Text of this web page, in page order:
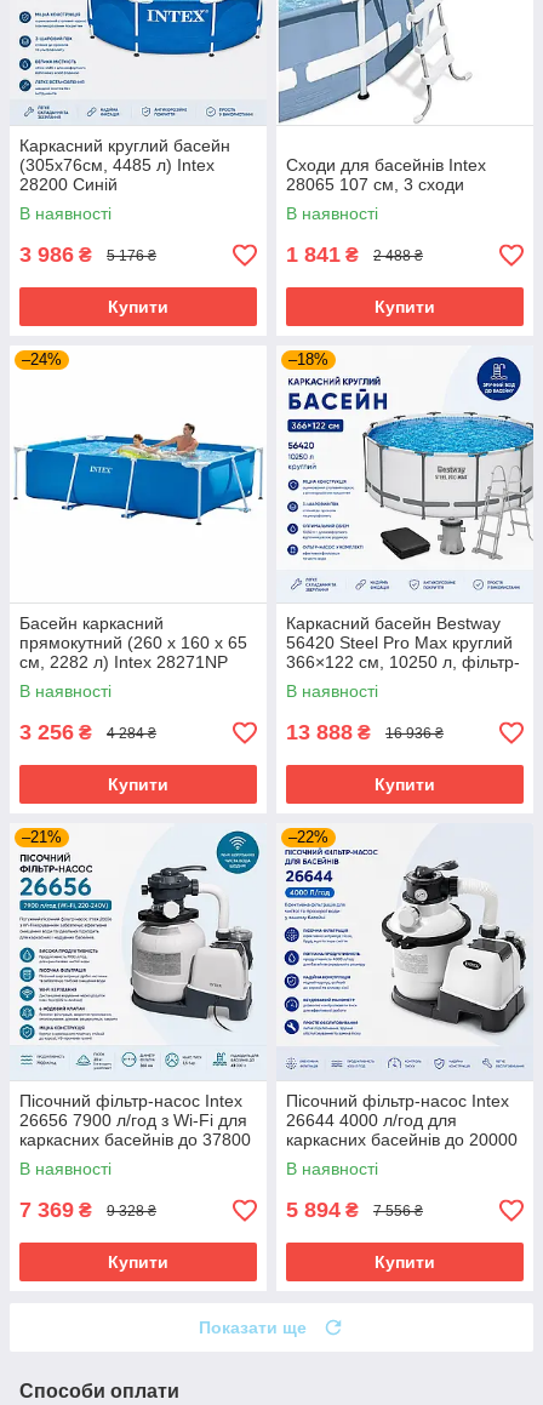
Каркасний круглий басейн
(305х76см, 4485 л) Intex
28200 Синій
В наявності
3 986 ₴ 5 176 ₴
Купити
Сходи для басейнів Intex
28065 107 см, 3 сходи
В наявності
1 841 ₴ 2 488 ₴
Купити
–24%
Басейн каркасний
прямокутний (260 x 160 x 65
см, 2282 л) Intex 28271NP
Синій
В наявності
3 256 ₴ 4 284 ₴
Купити
–18%
Каркасний басейн Bestway
56420 Steel Pro Max круглий
366×122 см, 10250 л, фільтр-
насос, сходи, тент, сірий
В наявності
13 888 ₴ 16 936 ₴
Купити
–21%
Пісочний фільтр-насос Intex
26656 7900 л/год з Wi-Fi для
каркасних басейнів до 37800
л
В наявності
7 369 ₴ 9 328 ₴
Купити
–22%
Пісочний фільтр-насос Intex
26644 4000 л/год для
каркасних басейнів до 20000
л
В наявності
5 894 ₴ 7 556 ₴
Купити
Показати ще
Способи оплати